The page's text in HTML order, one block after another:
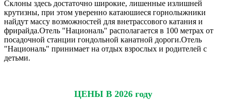
Склоны здесь достаточно широкие, лишенные излишней
крутизны, при этом уверенно катаюшиеся горнолыжники
найдут массу возможностей для внетрассового катания и
фрирайда.Отель "Националь" располагается в 100 метрах от
посадочной станции гондольной канатной дороги.Отель
"Националь" принимает на отдых взрослых и родителей с
детьми.
ЦЕНЫ В 2026 году